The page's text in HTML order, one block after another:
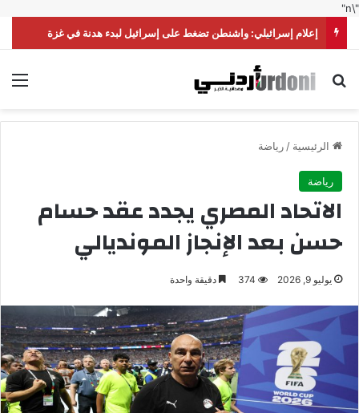
"\n"
إعلام إسرائيلي: واشنطن تضغط على إسرائيل لبدء هدنة في غزة
بحث عن
الرئيسية /رياضة
رياضة
الاتحاد المصري يجدد عقد حسام
حسن بعد الإنجاز المونديالي
يوليو 9, 2026 374 دقيقة واحدة